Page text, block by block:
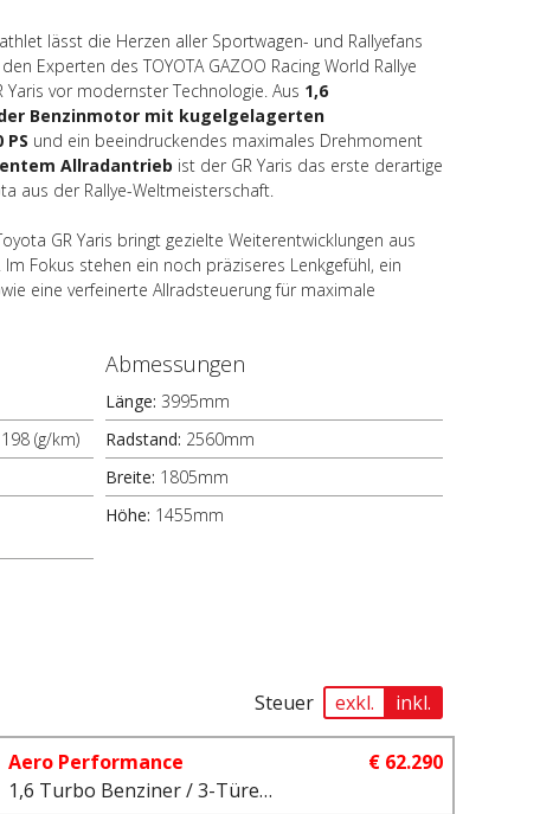
lässt die Herzen aller Sportwagen- und Rallyefans
Experten des TOYOTA GAZOO Racing World Rallye
vor modernster Technologie. Aus 1,6
Benzinmotor mit kugelgelagerten
PS und ein beeindruckendes maximales Drehmoment
Allradantrieb ist der GR Yaris das erste derartige
aus der Rallye-Weltmeisterschaft.
GR Yaris bringt gezielte Weiterentwicklungen aus
Fokus stehen ein noch präziseres Lenkgefühl, ein
eine verfeinerte Allradsteuerung für maximale
(g/km)
Abmessungen
Länge: 3995mm
Radstand: 2560mm
Breite: 1805mm
Höhe: 1455mm
Steuer exkl. inkl.
Aero Performance
1,6 Turbo Benziner / 3-Türer / 6-Gang-Schaltgetriebe
€ 62.290